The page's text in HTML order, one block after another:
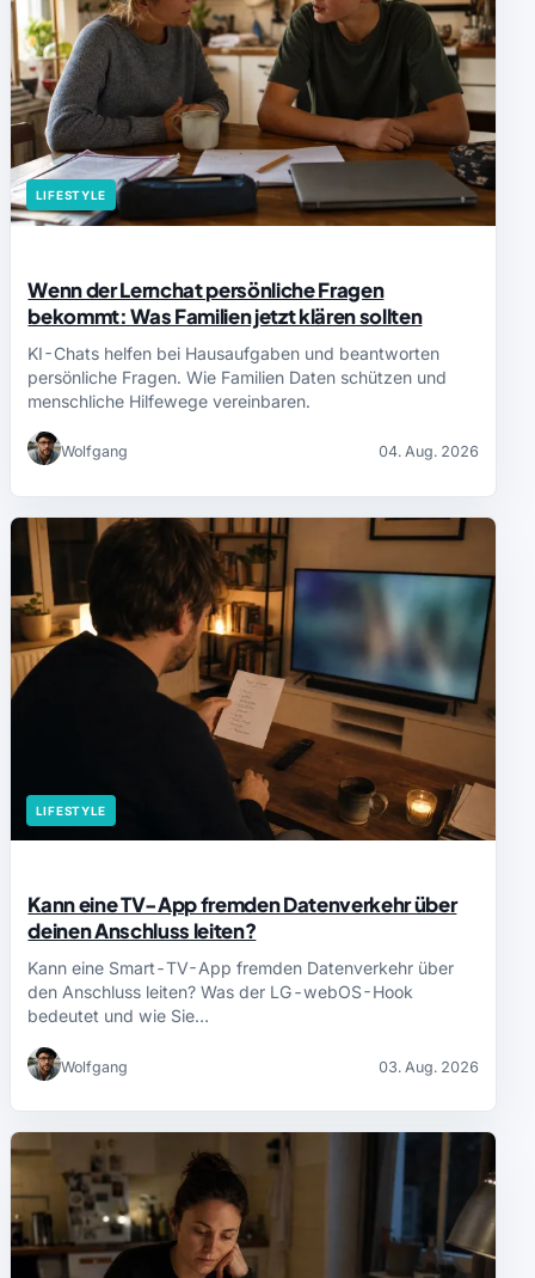
LIFESTYLE
Wenn der Lernchat persönliche Fragen
bekommt: Was Familien jetzt klären sollten
KI-Chats helfen bei Hausaufgaben und beantworten
persönliche Fragen. Wie Familien Daten schützen und
menschliche Hilfewege vereinbaren.
Wolfgang 04. Aug. 2026
LIFESTYLE
Kann eine TV-App fremden Datenverkehr über
deinen Anschluss leiten?
Kann eine Smart-TV-App fremden Datenverkehr über
den Anschluss leiten? Was der LG-webOS-Hook
bedeutet und wie Sie…
Wolfgang 03. Aug. 2026